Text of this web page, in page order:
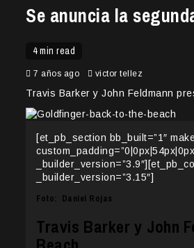
Se anuncia la
4 min read
7 años ago victor tellez
Travis Barker y John Feldmann
[et_pb_section bb_built=”1″
_builder_version=”3.15″]
Foto: Daniel Rojas
Travis Barker y John